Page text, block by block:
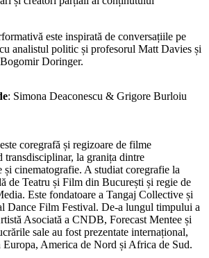
este inspirată de conversațiile pe
analistul politic și profesorul Matt Davies și
Doringer.
: Simona Deaconescu & Grigore Burloiu
este coregrafă și regizoare de filme
transdisciplinar, la granița dintre
și cinematografie. A studiat coregrafie la
de Teatru și Film din București și regie de
Este fondatoare a Tangaj Collective și
Dance Film Festival. De-a lungul timpului a
Asociată a CNDB, Forecast Mentee și
sale au fost prezentate internațional,
America de Nord și Africa de Sud.